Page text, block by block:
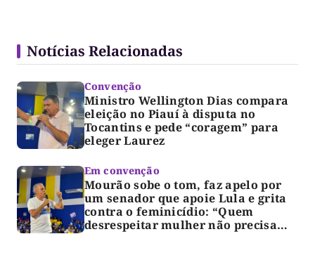
Notícias Relacionadas
Convenção
Ministro Wellington Dias compara
eleição no Piauí à disputa no
Tocantins e pede “coragem” para
eleger Laurez
Em convenção
Mourão sobe o tom, faz apelo por
um senador que apoie Lula e grita
contra o feminicídio: “Quem
desrespeitar mulher não precisa